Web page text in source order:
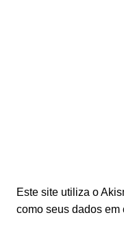
Este site utiliza o
como seus dados